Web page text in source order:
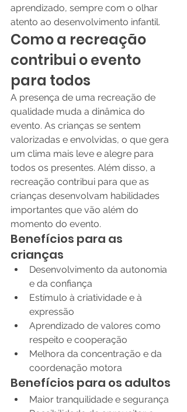
aprendizado, sempre com o olhar
atento ao desenvolvimento infantil.
Como a recreação
contribui o evento
para todos
A presença de uma recreação de
qualidade muda a dinâmica do
evento. As crianças se sentem
valorizadas e envolvidas, o que gera
um clima mais leve e alegre para
todos os presentes. Além disso, a
recreação contribui para que as
crianças desenvolvam habilidades
importantes que vão além do
momento do evento.
Benefícios para as
crianças
Desenvolvimento da autonomia
e da confiança
Estímulo à criatividade e à
expressão
Aprendizado de valores como
respeito e cooperação
Melhora da concentração e da
coordenação motora
Benefícios para os adultos
Maior tranquilidade e segurança